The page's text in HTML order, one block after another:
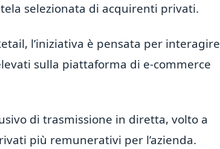
selezionata di acquirenti privati.
l’iniziativa è pensata per interagire
sulla piattaforma di e-commerce
di trasmissione in diretta, volto a
più remunerativi per l’azienda.